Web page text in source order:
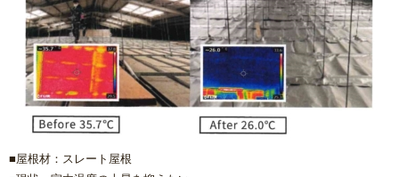
バリアフリーリフォーム
熱中症対策リフォームの基礎知識｜住宅・倉庫・施設での暑
さ対策
施工エリアから探す｜地域別リフォーム実績紹介
浴室乾燥機の交換・後付け
■屋根材：スレート屋根